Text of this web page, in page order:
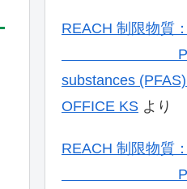
REACH 制限物質
Per- and
substances (PFAS)
OFFICE KS より
REACH 制限物質
Per- and